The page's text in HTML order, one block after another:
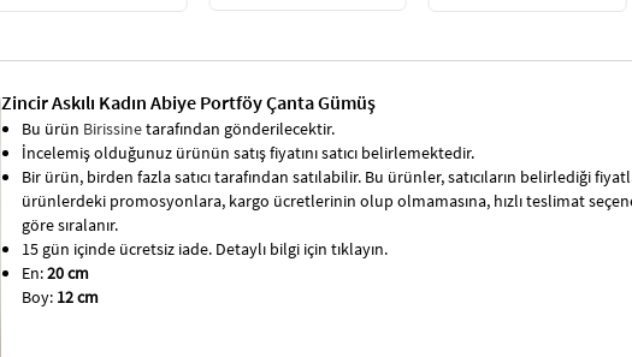
Zincir Askılı Kadın Abiye Portföy Çanta Gümüş
Bu ürün Birissinetarafından gönderilecektir.
İncelemiş olduğunuz ürünün satış fiyatını satıcı belirlemektedir.
Bir ürün, birden fazla satıcı tarafından satılabilir. Bu ürünler, satıcıların belirlediği
ürünlerdeki promosyonlara, kargo ücretlerinin olup olmamasına, hızlı teslimat
göre sıralanır.
15 gün içinde ücretsiz iade. Detaylı bilgi için tıklayın.
En:20 cm
Boy: 12 cm